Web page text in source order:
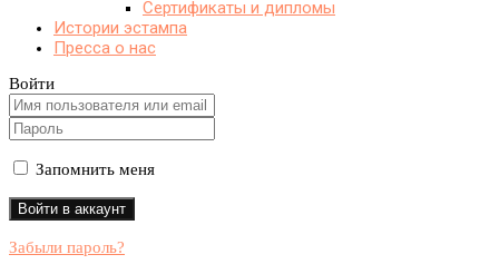
Сертификаты и дипломы
Истории эстампа
Пресса о нас
Войти
Запомнить меня
Забыли пароль?